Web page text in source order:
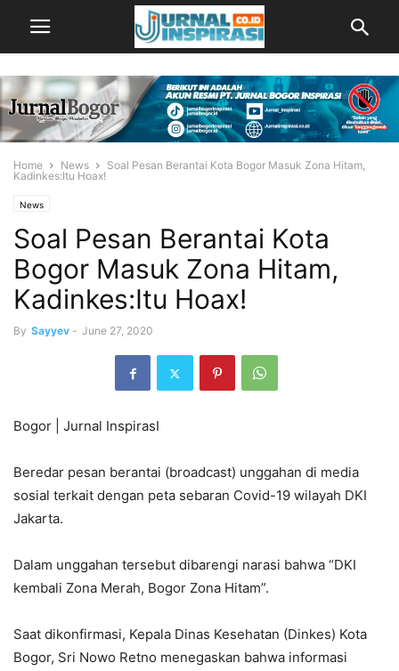
Home News
Soal Pesan Berantai Kota Bogor Masuk Zona Hitam,
Kadinkes:Itu Hoax!
News
Soal Pesan Berantai Kota
Bogor Masuk Zona Hitam,
Kadinkes:Itu Hoax!
By Sayyev - June 27, 2020
Bogor | Jurnal InspirasI
Beredar pesan berantai (broadcast) unggahan di media
sosial terkait dengan peta sebaran Covid-19 wilayah DKI
Jakarta.
Dalam unggahan tersebut dibarengi narasi bahwa “DKI
kembali Zona Merah, Bogor Zona Hitam”.
Saat dikonfirmasi, Kepala Dinas Kesehatan (Dinkes) Kota
Bogor, Sri Nowo Retno menegaskan bahwa informasi